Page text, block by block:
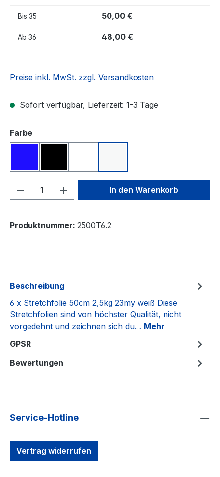
Bis 35 50,00 €
Ab 36 48,00 €
Preise inkl. MwSt. zzgl. Versandkosten
Sofort verfügbar, Lieferzeit: 1-3 Tage
Farbeauswählen
Produkt Anzahl: Gib denIn den Warenkorb
Produktnummer: 2500T6.2
Beschreibung
6 x Stretchfolie 50cm 2,5kg 23my weiß Diese
Stretchfolien sind von höchster Qualität, nicht
vorgedehnt und zeichnen sich du… Mehr
GPSR
Bewertungen
Service-Hotline
Vertrag widerrufen